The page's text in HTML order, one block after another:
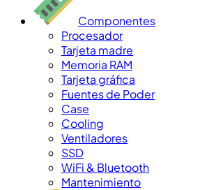
Componentes
Procesador
Tarjeta madre
Memoria RAM
Tarjeta gráfica
Fuentes de Poder
Case
Cooling
Ventiladores
SSD
WiFi & Bluetooth
Mantenimiento